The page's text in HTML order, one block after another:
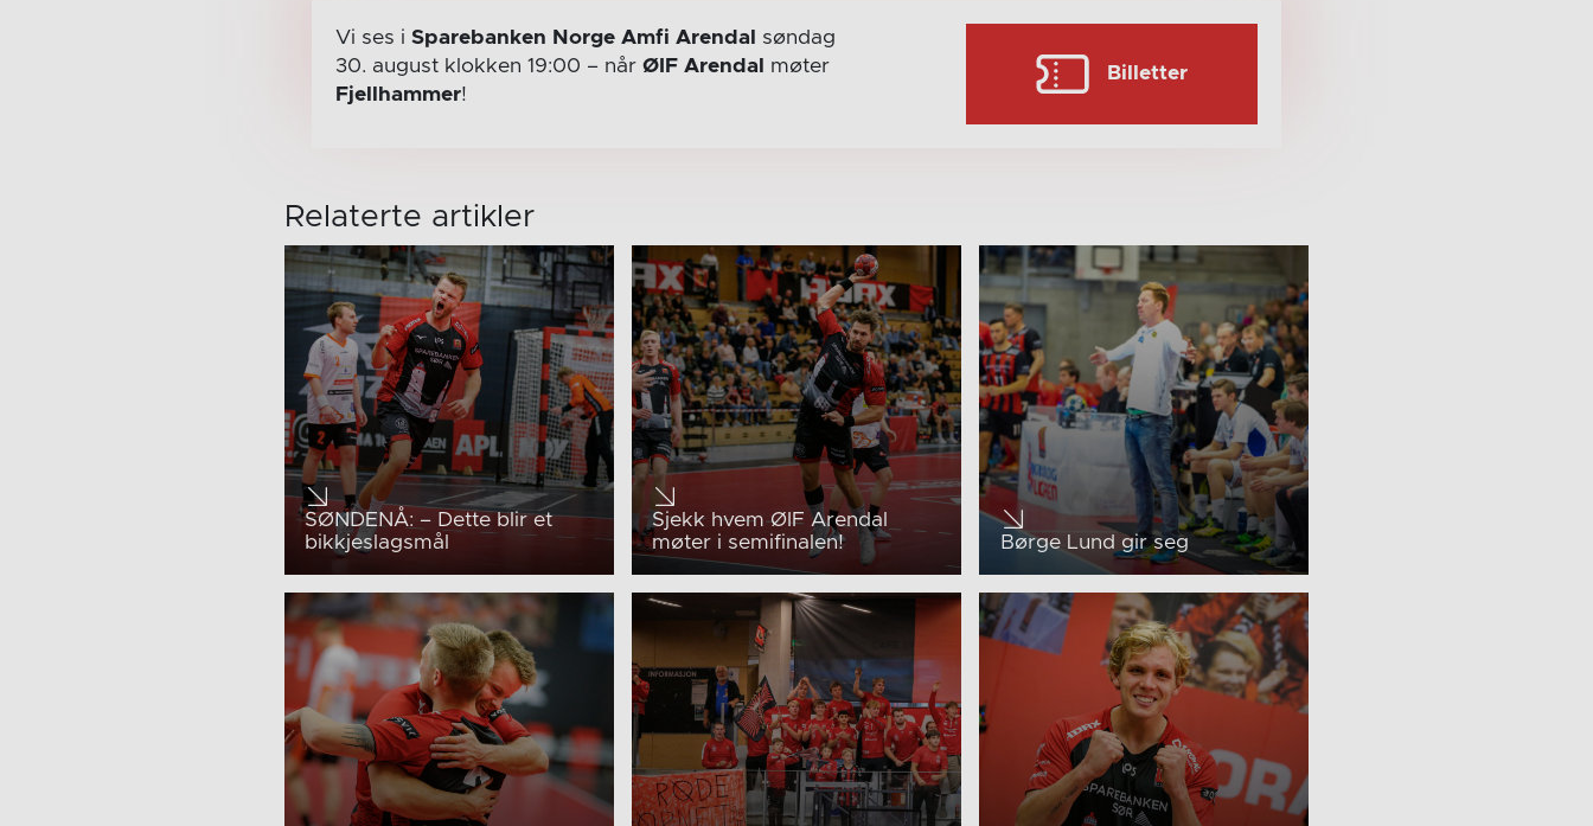
Vi ses i Sparebanken Norge Amfi Arendal
søndag
30. august klokken 19:00 – når ØIF Arendal
møter
Fjellhammer!
Billetter
Relaterte artikler
SØNDENÅ: – Dette blir et
bikkjeslagsmål
Sjekk hvem ØIF Arendal
møter i semifinalen!
Børge Lund gir seg